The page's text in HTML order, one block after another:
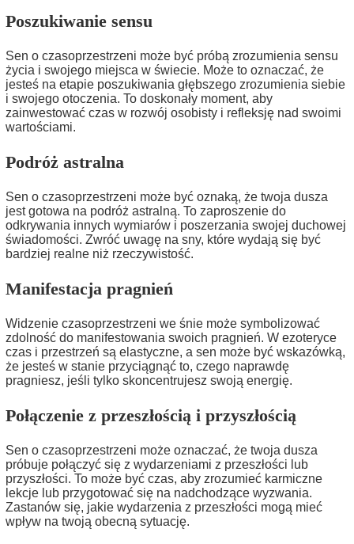
Poszukiwanie sensu
Sen o czasoprzestrzeni może być próbą zrozumienia sensu
życia i swojego miejsca w świecie. Może to oznaczać, że
jesteś na etapie poszukiwania głębszego zrozumienia siebie
i swojego otoczenia. To doskonały moment, aby
zainwestować czas w rozwój osobisty i refleksję nad swoimi
wartościami.
Podróż astralna
Sen o czasoprzestrzeni może być oznaką, że twoja dusza
jest gotowa na podróż astralną. To zaproszenie do
odkrywania innych wymiarów i poszerzania swojej duchowej
świadomości. Zwróć uwagę na sny, które wydają się być
bardziej realne niż rzeczywistość.
Manifestacja pragnień
Widzenie czasoprzestrzeni we śnie może symbolizować
zdolność do manifestowania swoich pragnień. W ezoteryce
czas i przestrzeń są elastyczne, a sen może być wskazówką,
że jesteś w stanie przyciągnąć to, czego naprawdę
pragniesz, jeśli tylko skoncentrujesz swoją energię.
Połączenie z przeszłością i przyszłością
Sen o czasoprzestrzeni może oznaczać, że twoja dusza
próbuje połączyć się z wydarzeniami z przeszłości lub
przyszłości. To może być czas, aby zrozumieć karmiczne
lekcje lub przygotować się na nadchodzące wyzwania.
Zastanów się, jakie wydarzenia z przeszłości mogą mieć
wpływ na twoją obecną sytuację.